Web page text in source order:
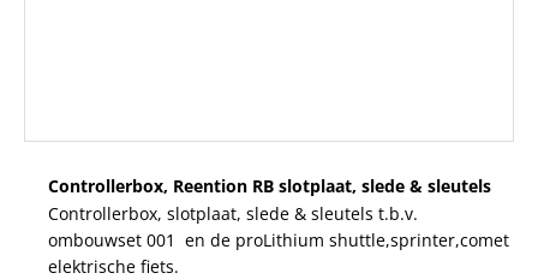
Controllerbox, Reention RB slotplaat, slede & sleutels
Controllerbox, slotplaat, slede & sleutels t.b.v.
ombouwset 001 en de proLithium shuttle,sprinter,comet
elektrische fiets.